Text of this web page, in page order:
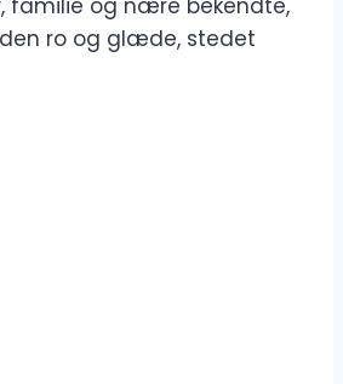
familie og nære bekendte,
ro og glæde, stedet